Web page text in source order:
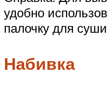
удобно
палочку для
Набивка